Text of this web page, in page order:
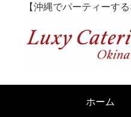
【沖縄でパーティーす
ホーム